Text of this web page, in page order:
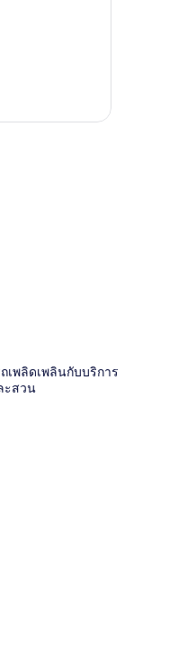
เพลิดเพลินกับบริการ
ะสวน